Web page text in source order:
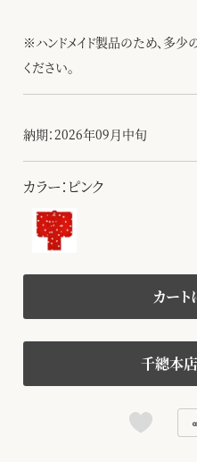
※ハンドメイド製品のため、多
ください。
納期：2026年09月中旬
カラー：ピンク
カー
千總本